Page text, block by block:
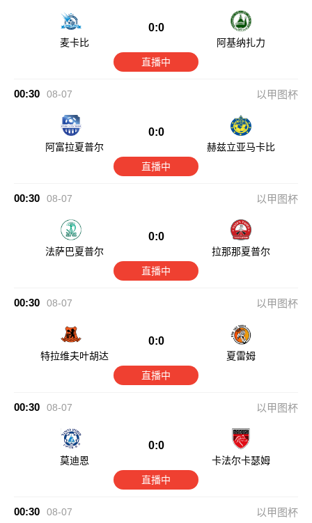
麦卡比
0:0
阿基纳扎力
直播中
00:30 08-07 以甲图杯
阿富拉夏普尔
0:0
赫兹立亚马卡比
直播中
00:30 08-07 以甲图杯
法萨巴夏普尔
0:0
拉那那夏普尔
直播中
00:30 08-07 以甲图杯
特拉维夫叶胡达
0:0
夏雷姆
直播中
00:30 08-07 以甲图杯
莫迪恩
0:0
卡法尔卡瑟姆
直播中
00:30 08-07 以甲图杯